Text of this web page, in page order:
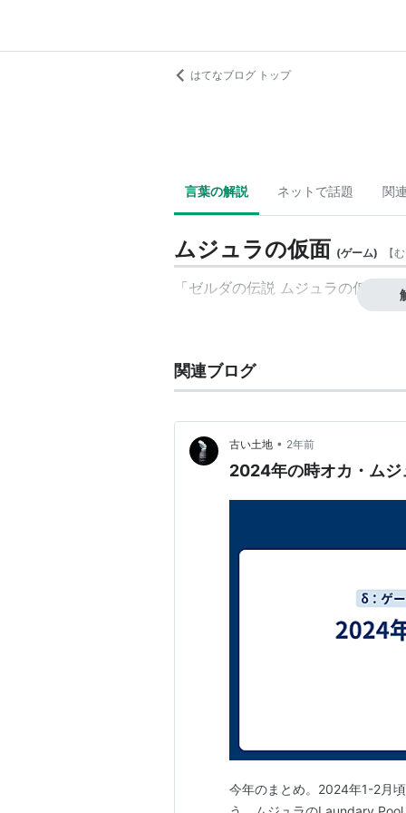
はてなブログ トップ
言葉の解説 ネットで話題 関
ムジュラの仮面 (ゲーム) 【
「ゼルダの伝説 ムジュラの仮面 」
関連ブログ
古い土地 • 2年前
2024年の時オカ・ムジ
今年のまとめ。2024年1-2月